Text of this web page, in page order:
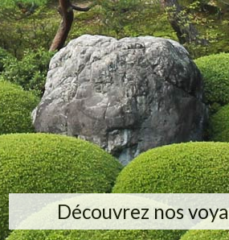
Groupe de 12
Voyage
Découvrez nos